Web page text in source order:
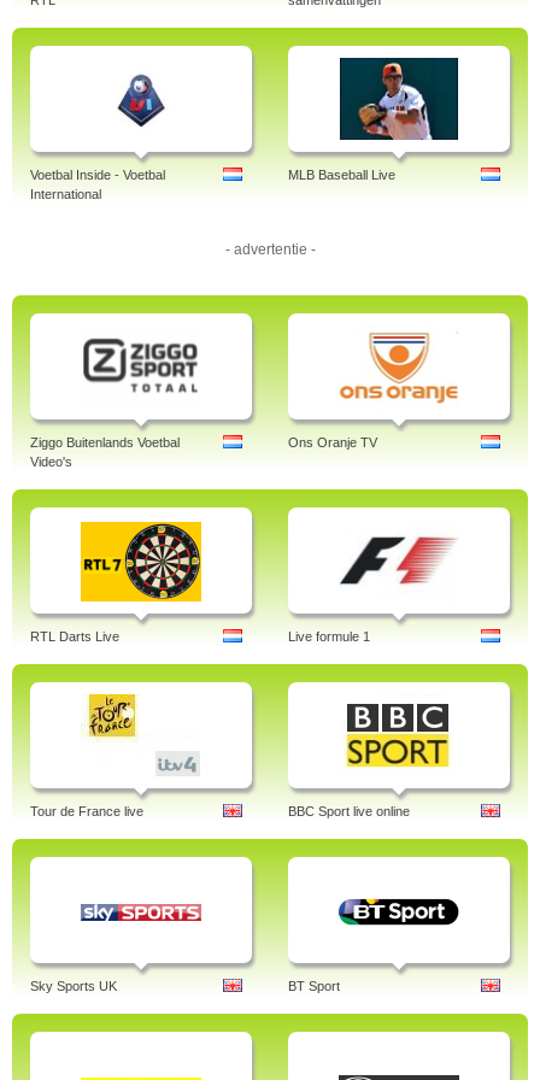
espn, brasil, português.
Voetbal Inside - Voetbal
International
MLB Baseball Live
- advertentie -
Ziggo Buitenlands Voetbal
Video's
Ons Oranje TV
RTL Darts Live Live formule 1
Tour de France live BBC Sport live online
Sky Sports UK BT Sport